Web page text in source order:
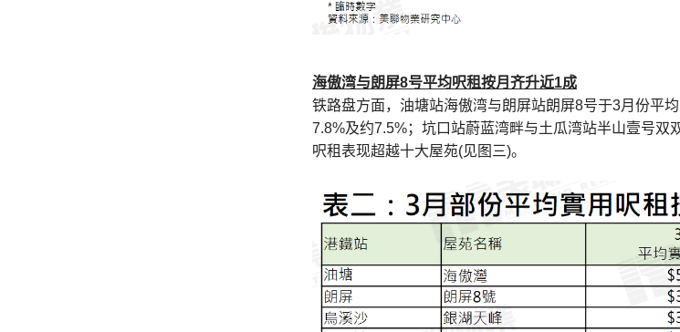
海傲湾与朗屏8号平均呎租按月齐升近1成
铁路盘方面，油塘站海傲湾与朗屏站朗屏8号于3月份平
7.8%及约7.5%；坑口站蔚蓝湾畔与土瓜湾站半山壹号
呎租表现超越十大屋苑(见图三)。